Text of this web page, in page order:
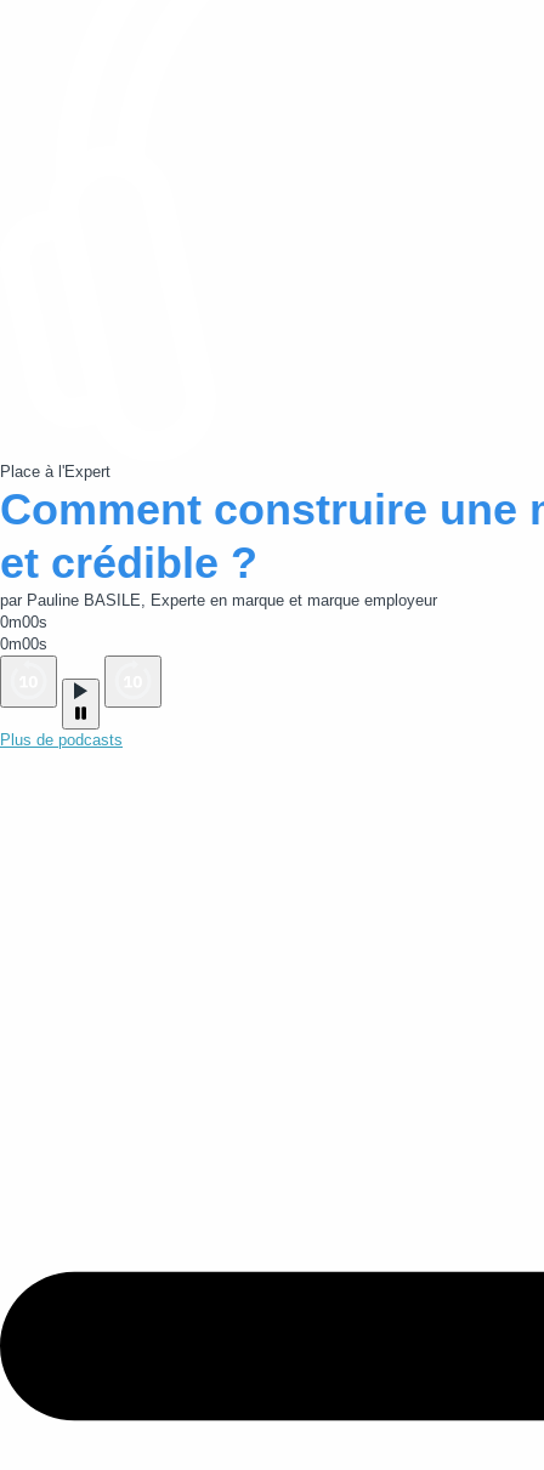
Place à l'Expert
Comment construire une
et crédible ?
par Pauline BASILE, Experte en marque et marque employeur
0m00s
0m00s
Plus de podcasts